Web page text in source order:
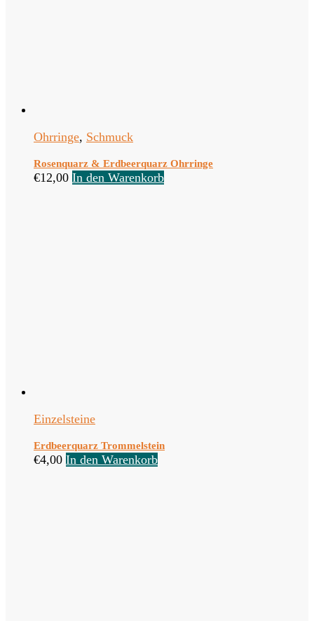
Ohrringe, Schmuck
Rosenquarz & Erdbeerquarz Ohrringe
€12,00 In den Warenkorb
Einzelsteine
Erdbeerquarz Trommelstein
€4,00 In den Warenkorb